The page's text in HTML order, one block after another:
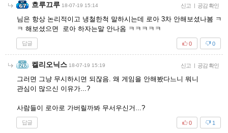
흐루끄루 18-07-19 15:14 신고 | 공감 확인
님은 항상 논리적이고 냉철한척 말하시는데 로아 3차 안해보셨나봄 ㅋ
ㅋ 해보셨으면 로아 하자는말 안나옴 ㅋㅋㅋㅋㅋ
답글 0
0
켈리오닉스 18-07-19 15:19 신고 | 공감 확인
그러면 그냥 무시하시면 되잖음. 왜 게임을 안해봤다느니 뭐니
관심이 많으신 이유가...?
사람들이 로아로 가버릴까봐 무서우신거...?
답글 1
0